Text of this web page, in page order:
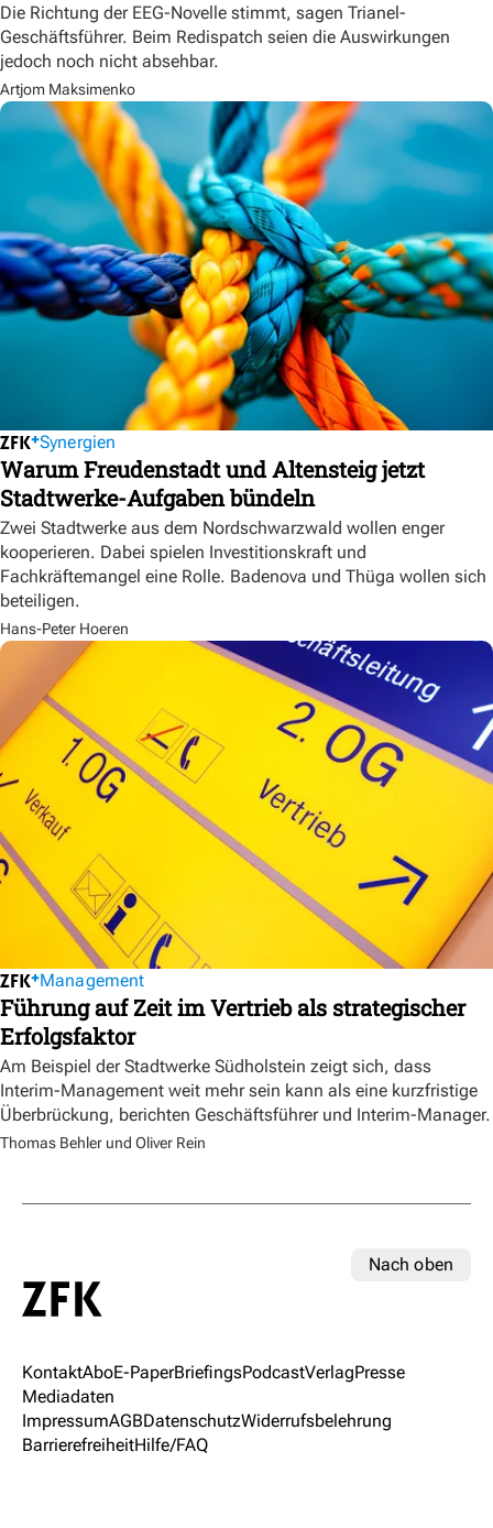
Die Richtung der EEG-Novelle stimmt, sagen Trianel-
Geschäftsführer. Beim Redispatch seien die Auswirkungen
jedoch noch nicht absehbar.
Artjom Maksimenko
Synergien
Warum Freudenstadt und Altensteig jetzt
Stadtwerke-Aufgaben bündeln
Zwei Stadtwerke aus dem Nordschwarzwald wollen enger
kooperieren. Dabei spielen Investitionskraft und
Fachkräftemangel eine Rolle. Badenova und Thüga wollen sich
beteiligen.
Hans-Peter Hoeren
Management
Führung auf Zeit im Vertrieb als strategischer
Erfolgsfaktor
Am Beispiel der Stadtwerke Südholstein zeigt sich, dass
Interim-Management weit mehr sein kann als eine kurzfristige
Überbrückung, berichten Geschäftsführer und Interim-Manager.
Thomas Behler und Oliver Rein
Nach oben
KontaktAboE-PaperBriefingsPodcastVerlagPresse
Mediadaten
ImpressumAGBDatenschutzWiderrufsbelehrung
BarrierefreiheitHilfe/FAQ